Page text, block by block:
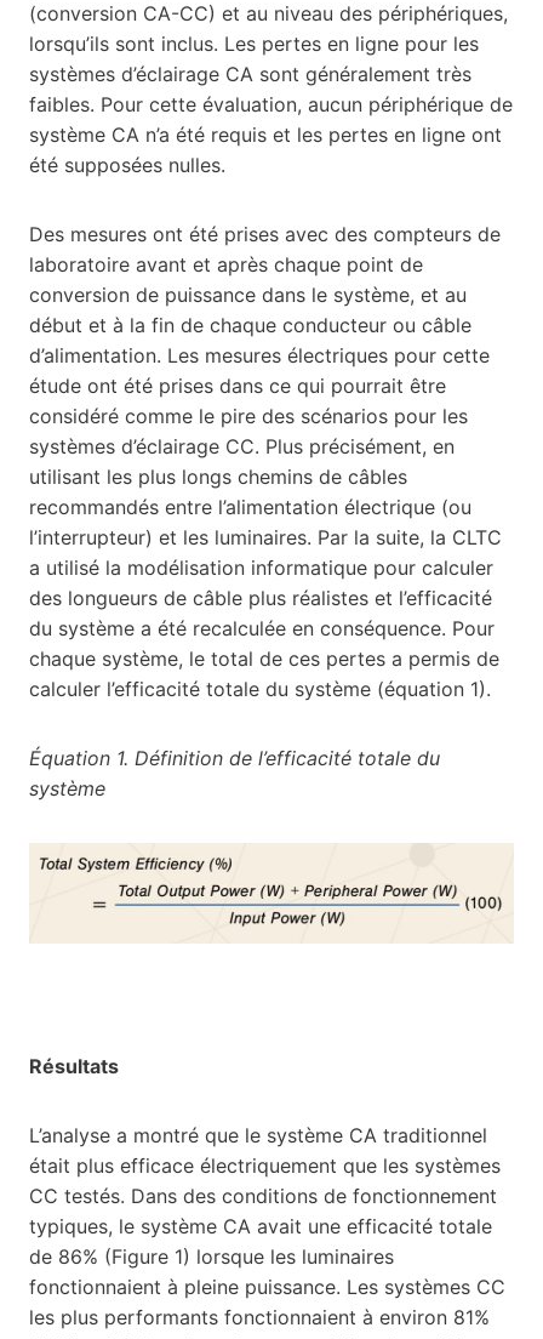
(conversion CA-CC) et au niveau des périphériques,
lorsqu’ils sont inclus. Les pertes en ligne pour les
systèmes d’éclairage CA sont généralement très
faibles. Pour cette évaluation, aucun périphérique de
système CA n’a été requis et les pertes en ligne ont
été supposées nulles.
Des mesures ont été prises avec des compteurs de
laboratoire avant et après chaque point de
conversion de puissance dans le système, et au
début et à la fin de chaque conducteur ou câble
d’alimentation. Les mesures électriques pour cette
étude ont été prises dans ce qui pourrait être
considéré comme le pire des scénarios pour les
systèmes d’éclairage CC. Plus précisément, en
utilisant les plus longs chemins de câbles
recommandés entre l’alimentation électrique (ou
l’interrupteur) et les luminaires. Par la suite, la CLTC
a utilisé la modélisation informatique pour calculer
des longueurs de câble plus réalistes et l’efficacité
du système a été recalculée en conséquence. Pour
chaque système, le total de ces pertes a permis de
calculer l’efficacité totale du système (équation 1).
Équation 1. Définition de l’efficacité totale du
système
Résultats
L’analyse a montré que le système CA traditionnel
était plus efficace électriquement que les systèmes
CC testés. Dans des conditions de fonctionnement
typiques, le système CA avait une efficacité totale
de 86% (Figure 1) lorsque les luminaires
fonctionnaient à pleine puissance. Les systèmes CC
les plus performants fonctionnaient à environ 81%